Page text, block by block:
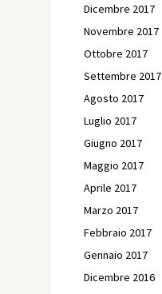
Dicembre 2017
Novembre 2017
Ottobre 2017
Settembre 2017
Agosto 2017
Luglio 2017
Giugno 2017
Maggio 2017
Aprile 2017
Marzo 2017
Febbraio 2017
Gennaio 2017
Dicembre 2016